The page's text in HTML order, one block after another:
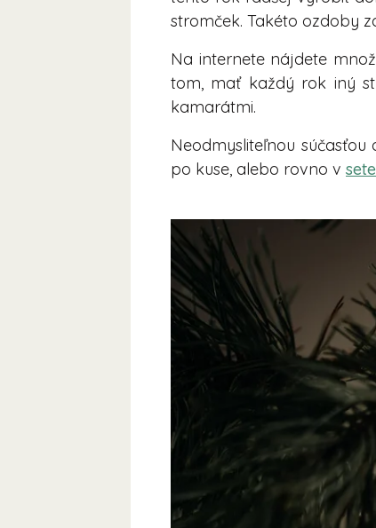
stromček. Takéto ozdoby
Na internete nájdete
tom, mať každý rok iný
kamarátmi.
Neodmysliteľnou
po kuse, alebo rovno v